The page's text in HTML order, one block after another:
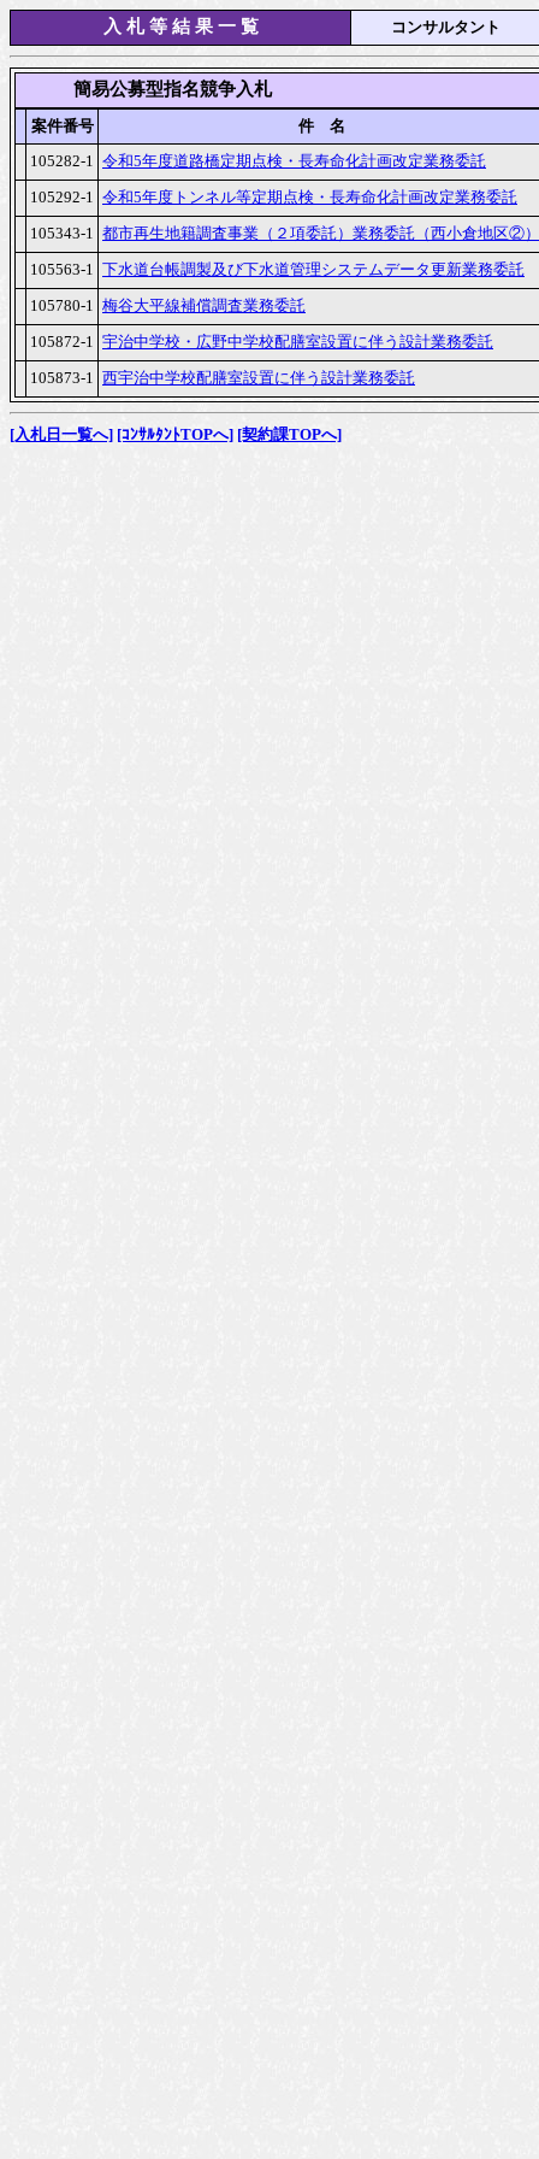
入 札 等 結 果 一 覧 コンサルタント
簡易公募型指名競争入札
案件番号
件　名
105282-1 令和5年度道路橋定期点検・長寿命化計画改定業務委託
105292-1 令和5年度トンネル等定期点検・長寿命化計画改定業務委託
105343-1 都市再生地籍調査事業（２項委託）業務委託（西小倉地区②）
105563-1 下水道台帳調製及び下水道管理システムデータ更新業務委託
105780-1 梅谷大平線補償調査業務委託
105872-1 宇治中学校・広野中学校配膳室設置に伴う設計業務委託
105873-1 西宇治中学校配膳室設置に伴う設計業務委託
[入札日一覧へ] [ｺﾝｻﾙﾀﾝﾄTOPへ] [契約課TOPへ]